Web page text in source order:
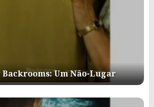
Um Não-Lugar